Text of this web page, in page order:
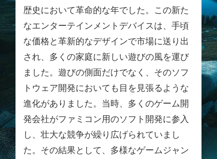
歴史において革命的な年でした。この新た
なエンターテインメントデバイスは、手頃
な価格と革新的なデザインで市場に送り出
され、多くの家庭に新しい遊びの風を運び
ました。遊びの側面だけでなく、そのソフ
トウェア開発においても目を見張るような
進化がありました。当時、多くのゲーム開
発会社がファミコン用のソフト開発に参入
し、壮大な競争が繰り広げられていまし
た。その結果として、多様なゲームジャン